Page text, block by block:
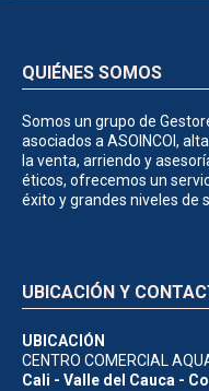
QUIÉNES SOMOS
Somos un grupo de
asociados a ASOINCOI,
la venta, arriendo y
éticos, ofrecemos un
éxito y grandes niveles de
UBICACIÓN Y
UBICACIÓN
CENTRO COMERCIAL
Cali - Valle del Cauca -